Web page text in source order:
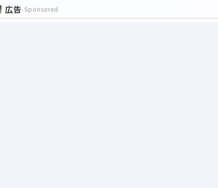
広告 Sponsored